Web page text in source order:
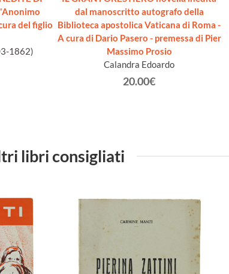
del figlio
1862)
dal manoscritto autografo della
Biblioteca apostolica Vaticana di Roma -
A cura di Dario Pasero - premessa di Pier
Massimo Prosio
Calandra Edoardo
20.00€
libri consigliati